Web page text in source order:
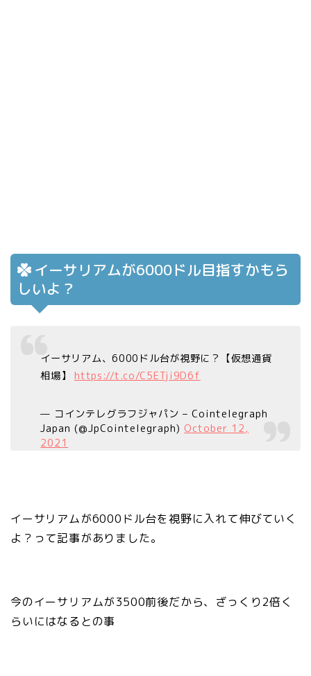
イーサリアムが6000ドル目指すかもら
しいよ？
イーサリアム、6000ドル台が視野に？【仮想通貨
相場】 https://t.co/C5ETji9D6f
— コインテレグラフジャパン – Cointelegraph
Japan (@JpCointelegraph) October 12,
2021
イーサリアムが6000ドル台を視野に入れて伸びていく
よ？って記事がありました。
今のイーサリアムが3500前後だから、ざっくり2倍く
らいにはなるとの事